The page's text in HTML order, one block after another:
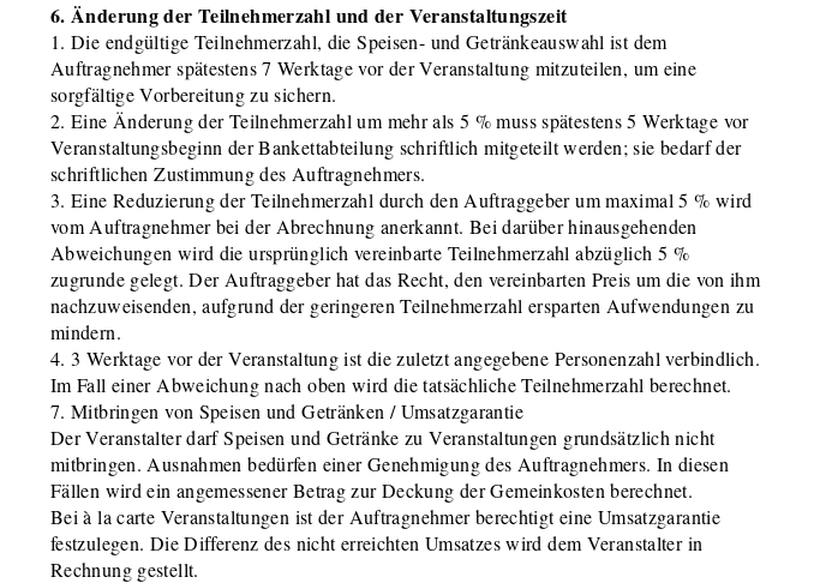
6. Änderung der Teilnehmerzahl und der Veranstaltungszeit
1. Die endgültige Teilnehmerzahl, die Speisen- und Getränkeauswahl ist dem
Auftragnehmer spätestens 7 Werktage vor der Veranstaltung mitzuteilen, um eine
sorgfältige Vorbereitung zu sichern.
2. Eine Änderung der Teilnehmerzahl um mehr als 5 % muss spätestens 5 Werktage vor
Veranstaltungsbeginn der Bankettabteilung schriftlich mitgeteilt werden; sie bedarf der
schriftlichen Zustimmung des Auftragnehmers.
3. Eine Reduzierung der Teilnehmerzahl durch den Auftraggeber um maximal 5 % wird
vom Auftragnehmer bei der Abrechnung anerkannt. Bei darüber hinausgehenden
Abweichungen wird die ursprünglich vereinbarte Teilnehmerzahl abzüglich 5 %
zugrunde gelegt. Der Auftraggeber hat das Recht, den vereinbarten Preis um die von ihm
nachzuweisenden, aufgrund der geringeren Teilnehmerzahl ersparten Aufwendungen zu
mindern.
4. 3 Werktage vor der Veranstaltung ist die zuletzt angegebene Personenzahl verbindlich.
Im Fall einer Abweichung nach oben wird die tatsächliche Teilnehmerzahl berechnet.
7. Mitbringen von Speisen und Getränken / Umsatzgarantie
Der Veranstalter darf Speisen und Getränke zu Veranstaltungen grundsätzlich nicht
mitbringen. Ausnahmen bedürfen einer Genehmigung des Auftragnehmers. In diesen
Fällen wird ein angemessener Betrag zur Deckung der Gemeinkosten berechnet.
Bei à la carte Veranstaltungen ist der Auftragnehmer berechtigt eine Umsatzgarantie
festzulegen. Die Differenz des nicht erreichten Umsatzes wird dem Veranstalter in
Rechnung gestellt.